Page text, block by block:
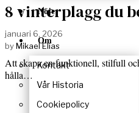
Nöje
Om
Kontakt
Vår Historia
Cookiepolicy
8 vinterplagg du
januari 6, 2026
byMikael Elias
Att skapa en funktionell, stilfull
hålla…